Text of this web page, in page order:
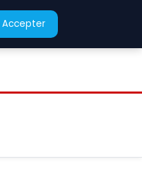
Accepter